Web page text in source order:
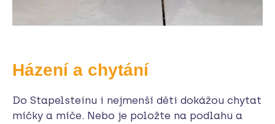
Házení a chytání
Do Stapelsteinu i nejmenší děti dokážou chytat
míčky a míče. Nebo je položte na podlahu a